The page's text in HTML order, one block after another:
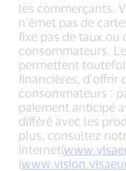
les commerçants.
n’émet pas de
fixe pas de taux ou
consommateurs.
permettent
financières, d’offrir
consommateurs :
paiement anticipé
différé avec les
plus, consultez
internet(
(